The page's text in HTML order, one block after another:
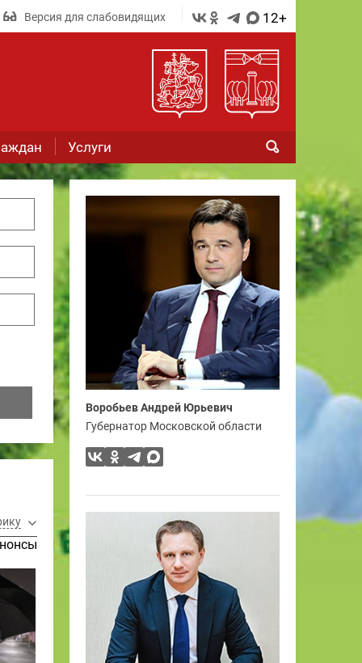
Версия для слабовидящих 12+
Услуги
Воробьев Андрей Юрьевич
Губернатор Московской области